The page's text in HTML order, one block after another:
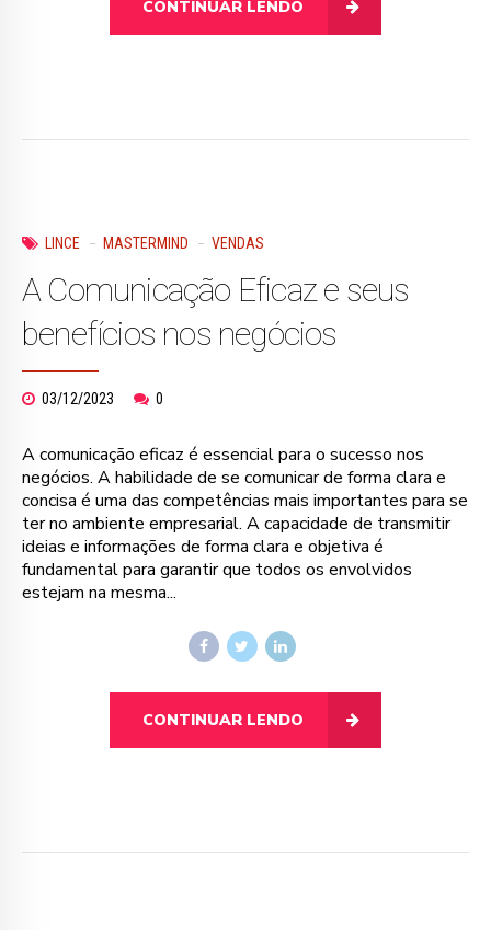
CONTINUAR LENDO
LINCE MASTERMIND VENDAS
A Comunicação Eficaz e seus
benefícios nos negócios
03/12/2023 0
A comunicação eficaz é essencial para o sucesso nos
negócios. A habilidade de se comunicar de forma clara e
concisa é uma das competências mais importantes para se
ter no ambiente empresarial. A capacidade de transmitir
ideias e informações de forma clara e objetiva é
fundamental para garantir que todos os envolvidos
estejam na mesma...
CONTINUAR LENDO